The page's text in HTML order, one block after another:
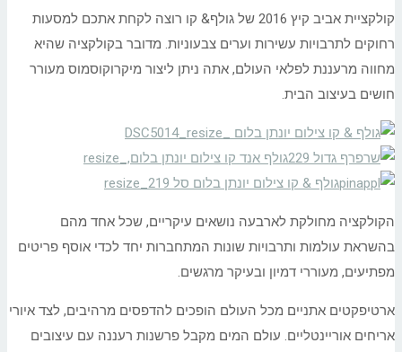
קולקציית אביב קיץ 2016 של גולף& קו רוצה לקחת אתכם למסעות
רחוקים לתרבויות עשירות וערים צבעוניות. מדובר בקולקציה שהיא
מחווה מרעננת לפלאי העולם, אתה ניתן ליצור מיקרוקוסמוס מעורר
חושים בעיצוב הבית.
הקולקציה מחולקת לארבעה נושאים עיקריים, שכל אחד מהם
בהשראת עולמות ותרבויות שונות המתחברות יחד לכדי אוסף פריטים
מפתיעים, מעוררי דמיון ובעיקר מרגשים.
ארטיפקטים אתניים מכל העולם הופכים להדפסים מרהיבים, לצד איורי
אריחים אוריינטליים. עולם המים מקבל פרשנות רעננה עם עיצובים